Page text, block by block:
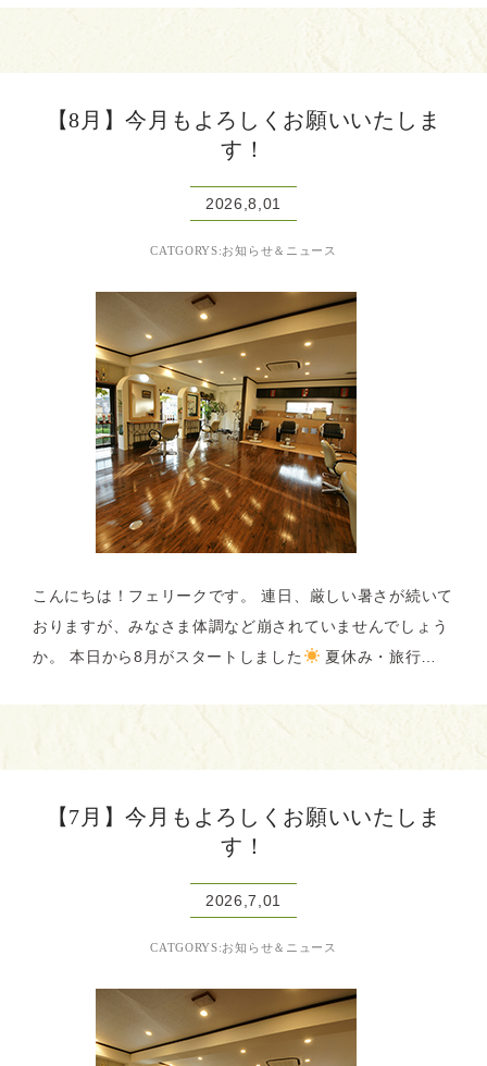
【8月】今月もよろしくお願いいたしま
す！
2026,8,01
CATGORYS:お知らせ＆ニュース
こんにちは！フェリークです。 連日、厳しい暑さが続いて
おりますが、みなさま体調など崩されていませんでしょう
か。 本日から8月がスタートしました
夏休み・旅行…
【7月】今月もよろしくお願いいたしま
す！
2026,7,01
CATGORYS:お知らせ＆ニュース